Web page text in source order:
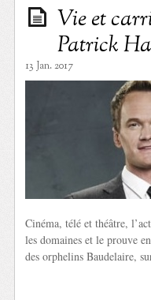
Vie et
Patrick
13 Jan. 2017
Cinéma, télé et théâtre,
les domaines et le prouve
des orphelins Baudelaire,